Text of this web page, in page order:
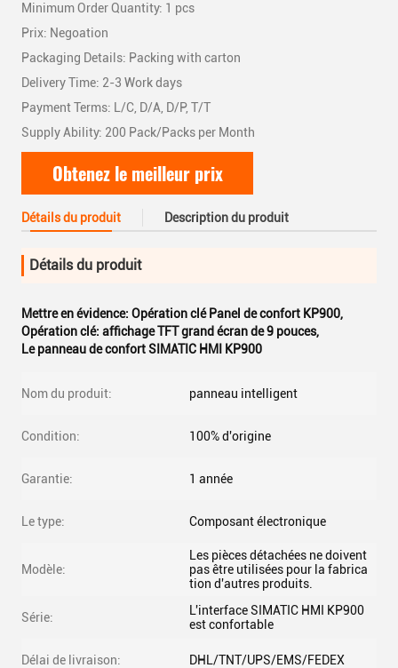
Minimum Order Quantity: 1 pcs
Prix: Negoation
Packaging Details: Packing with carton
Delivery Time: 2-3 Work days
Payment Terms: L/C, D/A, D/P, T/T
Supply Ability: 200 Pack/Packs per Month
Obtenez le meilleur prix
Détails du produit Description du produit
Détails du produit
Mettre en évidence: Opération clé Panel de confort KP900,
Opération clé: affichage TFT grand écran de 9 pouces,
Le panneau de confort SIMATIC HMI KP900
Nom du produit: panneau intelligent
Condition: 100% d'origine
Garantie: 1 année
Le type: Composant électronique
Modèle:
Les pièces détachées ne doivent
pas être utilisées pour la fabrica
tion d'autres produits.
Série:
L'interface SIMATIC HMI KP900
est confortable
Délai de livraison: DHL/TNT/UPS/EMS/FEDEX